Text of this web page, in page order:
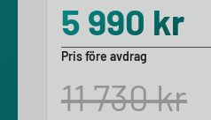
5 990 kr
Pris före avdrag
11 730kr